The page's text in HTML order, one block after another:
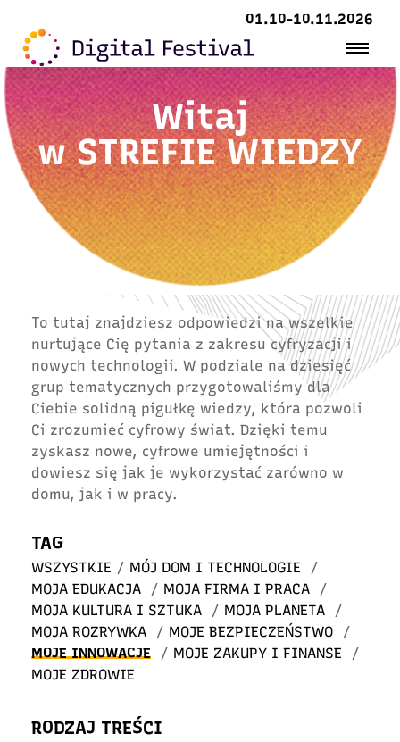
01.10-10.11.2026
Witaj
wSTREFIE WIEDZY
To tutaj znajdziesz odpowiedzi na wszelkie
nurtujące Cię pytania z zakresu cyfryzacji i
nowych technologii. W podziale na dziesięć
grup tematycznych przygotowaliśmy dla
Ciebie solidną pigułkę wiedzy, która pozwoli
Ci zrozumieć cyfrowy świat. Dzięki temu
zyskasz nowe, cyfrowe umiejętności i
dowiesz się jak je wykorzystać zarówno w
domu, jak i w pracy.
TAG
WSZYSTKIE / MÓJ DOM I TECHNOLOGIE
/
MOJA EDUKACJA
/ MOJA FIRMA I PRACA
/
MOJA KULTURA I SZTUKA
/ MOJA PLANETA
/
MOJA ROZRYWKA
/ MOJE BEZPIECZEŃSTWO
/
MOJE INNOWACJE
/ MOJE ZAKUPY I FINANSE
/
MOJE ZDROWIE
RODZAJ TREŚCI